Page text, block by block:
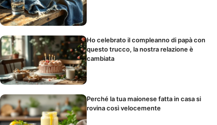
Ho celebrato il compleanno di papà con
questo trucco, la nostra relazione è
cambiata
Perché la tua maionese fatta in casa si
rovina così velocemente